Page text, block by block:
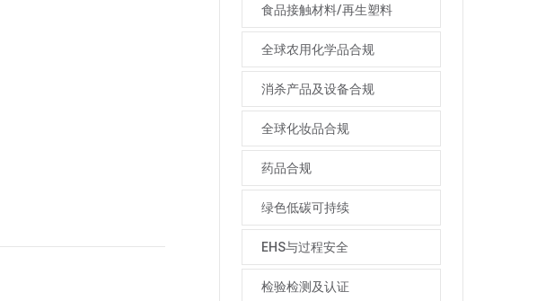
食品接触材料/再生塑料
全球农用化学品合规
消杀产品及设备合规
全球化妆品合规
药品合规
绿色低碳可持续
EHS与过程安全
检验检测及认证